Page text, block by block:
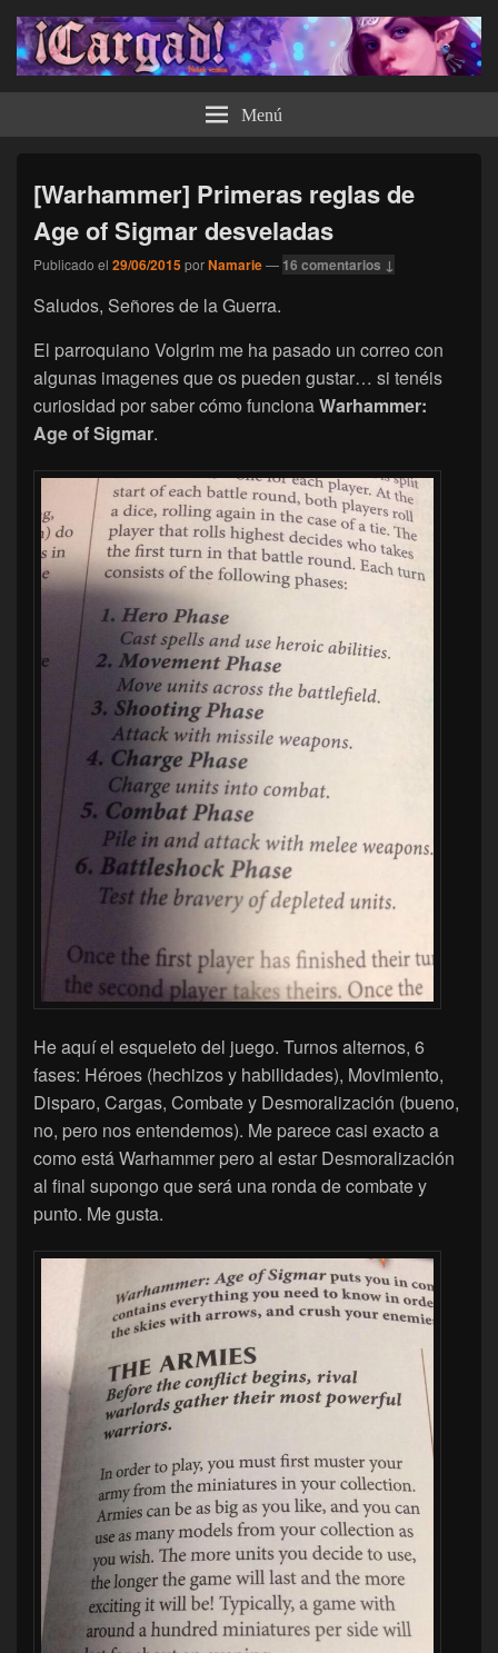
¡Cargad! Menú
[Warhammer] Primeras reglas de
Age of Sigmar desveladas
Publicado el 29/06/2015porNamarie— 16 comentarios ↓
Saludos, Señores de la Guerra.
El parroquiano Volgrim me ha pasado un correo con
algunas imagenes que os pueden gustar… si tenéis
curiosidad por saber cómo funcionaWarhammer:
Age of Sigmar.
He aquí el esqueleto del juego. Turnos alternos, 6
fases: Héroes (hechizos y habilidades), Movimiento,
Disparo, Cargas, Combate y Desmoralización (bueno,
no, pero nos entendemos). Me parece casi exacto a
como está Warhammer pero al estar Desmoralización
al final supongo que será una ronda de combate y
punto. Me gusta.